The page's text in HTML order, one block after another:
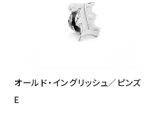
オールド・イングリッシュ／ピンズ
E